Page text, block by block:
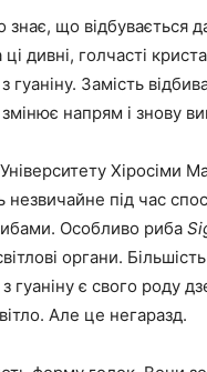
знає, що відбувається
дивні, голчасті
гуаніну. Замість
напрям і знову
Хіросіми
незвичайне під час
Особливо риба
органи.
гуаніну є свого роду
Але це негаразд.